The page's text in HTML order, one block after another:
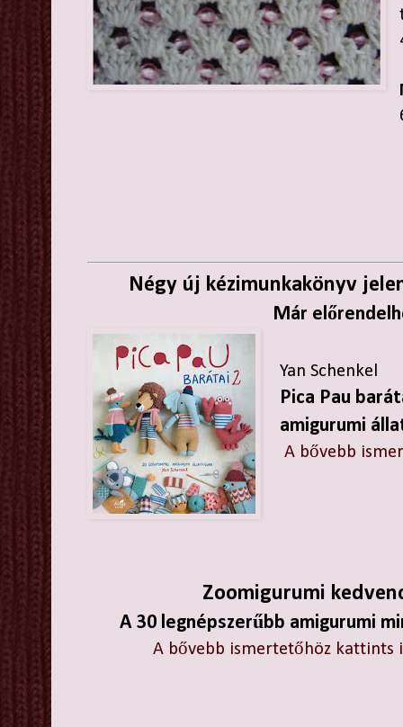
Négy új kézimunkakönyv
Már
Yan Schenkel
Pica Pau
amigurumi
A bővebb
Zoomigurumi
A 30 legnépszerűbb amigurumi
A bővebb ismertetőhöz kattints